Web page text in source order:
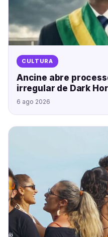
CULTURA
Ancine abre
irregular de Dark
6 ago 2026